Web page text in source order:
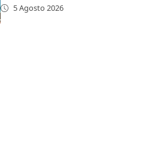
5 Agosto 2026